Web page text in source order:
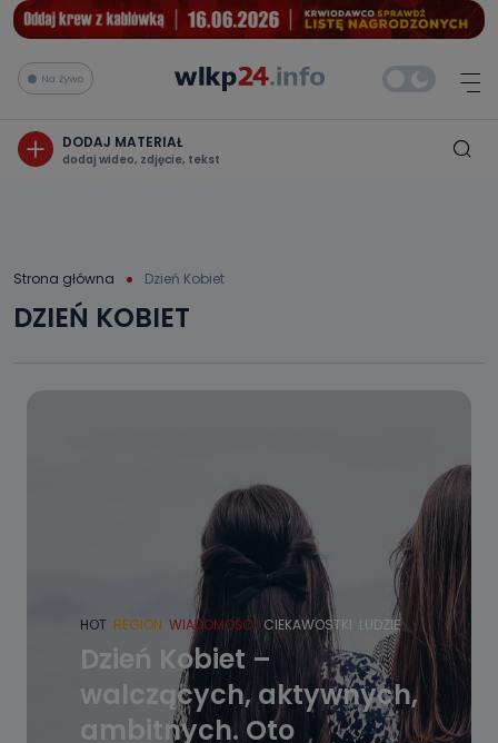
Na żywo
DODAJ MATERIAŁ
dodaj wideo, zdjęcie, tekst
Strona główna Dzień Kobiet
DZIEŃ KOBIET
HOT REGION WIADOMOŚCI CIEKAWOSTKI LUDZIE
Dzień Kobiet –
walczących, aktywnych,
ambitnych. Oto